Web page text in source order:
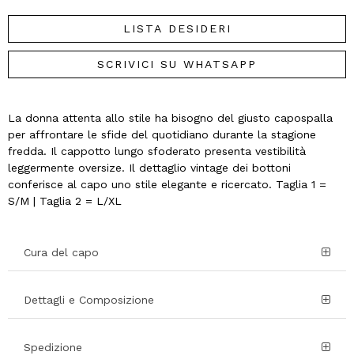
LISTA DESIDERI
SCRIVICI SU WHATSAPP
La donna attenta allo stile ha bisogno del giusto capospalla
per affrontare le sfide del quotidiano durante la stagione
fredda. Il cappotto lungo sfoderato presenta vestibilità
leggermente oversize. Il dettaglio vintage dei bottoni
conferisce al capo uno stile elegante e ricercato. Taglia 1 =
S/M | Taglia 2 = L/XL
Cura del capo
Dettagli e Composizione
Spedizione